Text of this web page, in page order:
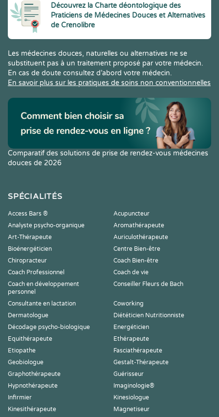
Découvrez la Charte déontologique des
Praticiens de Médecines Douces et Alternatives
de Crenolibre
Les médecines douces, naturelles ou alternatives ne se
substituent pas à un traitement proposé par votre médecin.
En cas de doute consultez d’abord votre médecin.
En savoir plus sur les pratiques de soins non conventionnelles
Comparatif des solutions de prise de rendez-vous médecines
douces de 2026
SPÉCIALITÉS
Access Bars ®
Acupuncteur
Analyste psycho-organique
Aromathérapeute
Art-Thérapeute
Auriculothérapeute
Bioénergéticien
Centre Bien-être
Chiropracteur
Coach Bien-être
Coach Professionnel
Coach de vie
Coach en développement
personnel
Conseiller Fleurs de Bach
Consultante en lactation
Coworking
Dermatologue
Diététicien Nutritionniste
Décodage psycho-biologique
Energéticien
Equithérapeute
Ethérapeute
Etiopathe
Fasciathérapeute
Geobiologue
Gestalt-Thérapeute
Graphothérapeute
Guérisseur
Hypnothérapeute
Imaginologie®
Infirmier
Kinesiologue
Kinesithérapeute
Magnetiseur